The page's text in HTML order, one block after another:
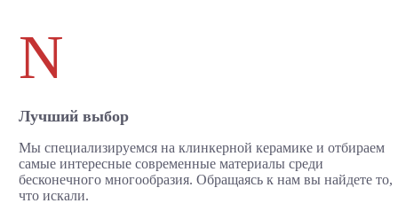
N
Лучший выбор
Мы специализируемся на клинкерной керамике и отбираем
самые интересные современные материалы среди
бесконечного многообразия. Обращаясь к нам вы найдете то,
что искали.